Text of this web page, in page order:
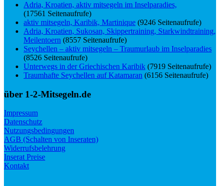
Adria, Kroatien, aktiv mitsegeln im Inselparadies,
(17561 Seitenaufrufe)
aktiv mitsegeln, Karibik, Martinique (9246 Seitenaufrufe)
Adria, Kroatien, Sukosan, Skippertraining, Starkwindtraining,
Meilentoern (8557 Seitenaufrufe)
Seychellen – aktiv mitsegeln – Traumurlaub im Inselparadies
(8526 Seitenaufrufe)
Unterwegs in der Griechischen Karibik (7919 Seitenaufrufe)
Traumhafte Seychellen auf Katamaran (6156 Seitenaufrufe)
über 1-2-Mitsegeln.de
Impressum
Datenschutz
Nutzungsbedingungen
AGB (Schalten von Inseraten)
Widerrufsbelehrung
Inserat Preise
Kontakt